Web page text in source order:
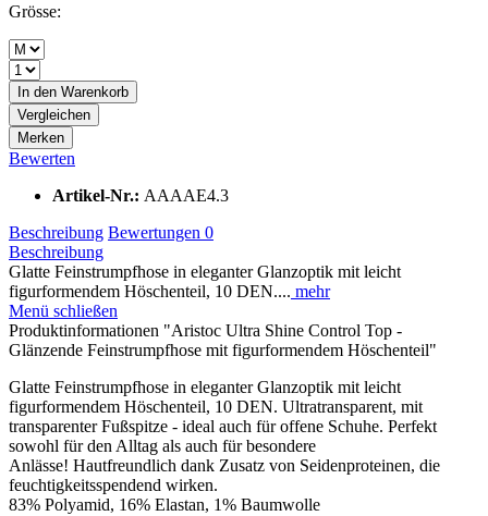
Grösse:
In den Warenkorb
Vergleichen
Merken
Bewerten
Artikel-Nr.: AAAAE4.3
Beschreibung Bewertungen 0
Beschreibung
Glatte Feinstrumpfhose in eleganter Glanzoptik mit leicht
figurformendem Höschenteil, 10 DEN.... mehr
Menü schließen
Produktinformationen "Aristoc Ultra Shine Control Top -
Glänzende Feinstrumpfhose mit figurformendem Höschenteil"
Glatte Feinstrumpfhose in eleganter Glanzoptik mit leicht
figurformendem Höschenteil, 10 DEN. Ultratransparent, mit
transparenter Fußspitze - ideal auch für offene Schuhe. Perfekt
sowohl für den Alltag als auch für besondere
Anlässe! Hautfreundlich dank Zusatz von Seidenproteinen, die
feuchtigkeitsspendend wirken.
83% Polyamid, 16% Elastan, 1% Baumwolle